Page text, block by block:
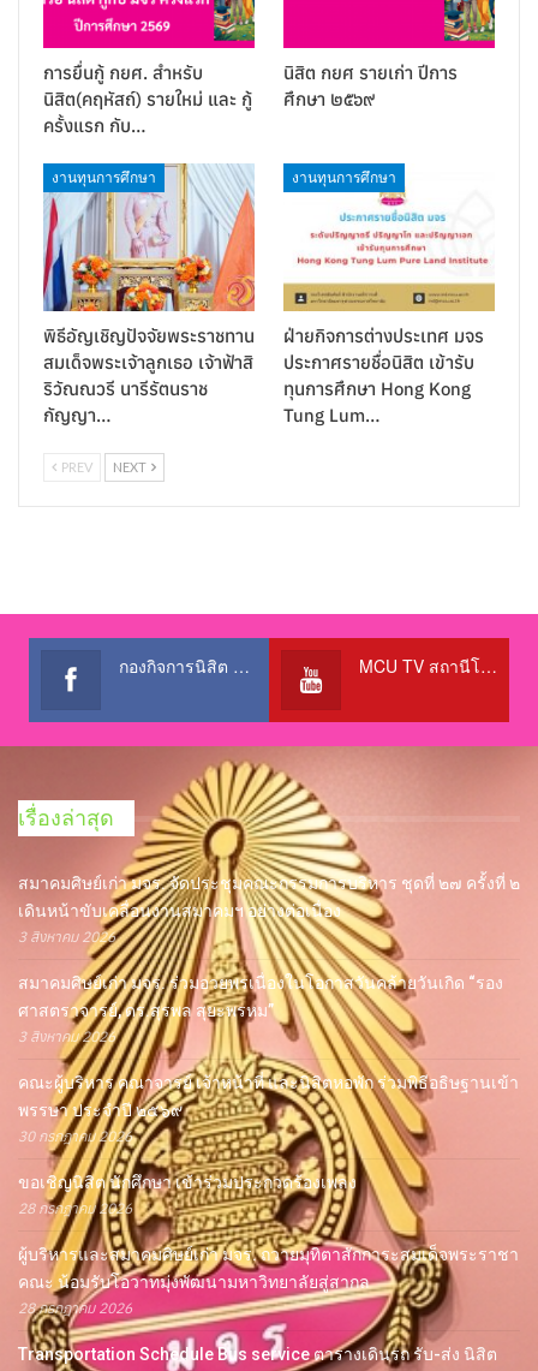
การยื่นกู้ กยศ. สำหรับ
นิสิต(คฤหัสถ์) รายใหม่ และ กู้
ครั้งแรก กับ…
นิสิต กยศ รายเก่า ปีการ
ศึกษา ๒๕๖๙
งานทุนการศึกษา
พิธีอัญเชิญปัจจัยพระราชทาน
สมเด็จพระเจ้าลูกเธอ เจ้าฟ้าสิ
ริวัณณวรี นารีรัตนราช
กัญญา…
งานทุนการศึกษา
ฝ่ายกิจการต่างประเทศ มจร
ประกาศรายชื่อนิสิต เข้ารับ
ทุนการศึกษา Hong Kong
Tung Lum…
PREV NEXT
กองกิจการนิสิต สำนักงานอธิการบดี MCU TV สถานีโทรทัศน์เพื่อการศึกษา @OfficialTBCChannel
เรื่องล่าสุด
สมาคมศิษย์เก่า มจร. จัดประชุมคณะกรรมการบริหาร ชุดที่ ๒๗ ครั้งที่ ๒
เดินหน้าขับเคลื่อนงานสมาคมฯ อย่างต่อเนื่อง
3 สิงหาคม 2026
สมาคมศิษย์เก่า มจร. ร่วมอวยพรเนื่องในโอกาสวันคล้ายวันเกิด “รอง
ศาสตราจารย์, ดร.สุรพล สุยะพรหม”
3 สิงหาคม 2026
คณะผู้บริหาร คณาจารย์ เจ้าหน้าที่ และนิสิตหอพัก ร่วมพิธีอธิษฐานเข้า
พรรษา ประจำปี ๒๕๖๙
30 กรกฎาคม 2026
ขอเชิญนิสิต นักศึกษา เข้าร่วมประกวดร้องเพลง
28 กรกฎาคม 2026
ผู้บริหารและสมาคมศิษย์เก่า มจร. ถวายมุทิตาสักการะสมเด็จพระราชา
คณะ น้อมรับโอวาทมุ่งพัฒนามหาวิทยาลัยสู่สากล
28 กรกฎาคม 2026
Transportation Schedule Bus service ตารางเดินรถ รับ-ส่ง นิสิต